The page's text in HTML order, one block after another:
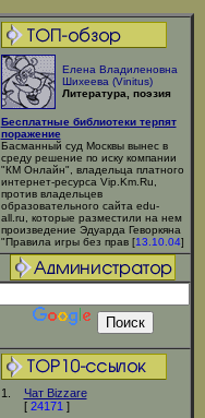
Елена Владиленовна
Шихеева (Vinitus)
Литература, поэзия
Бесплатные библиотеки терпят
поражение
Басманный суд Москвы вынес в
среду решение по иску компании
"КМ Онлайн", владельца платного
интернет-ресурса Vip.Km.Ru,
против владельцев
образовательного сайта edu-
all.ru, которые разместили на нем
произведение Эдуарда Геворкяна
"Правила игры без прав [13.10.04]
1.
Чат Bizzare
[ 24171 ]